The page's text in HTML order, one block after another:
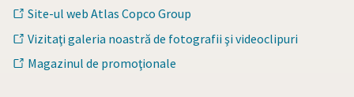
Site-ul web Atlas Copco Group
Vizitaţi galeria noastră de fotografii şi videoclipuri
Magazinul de promoţionale